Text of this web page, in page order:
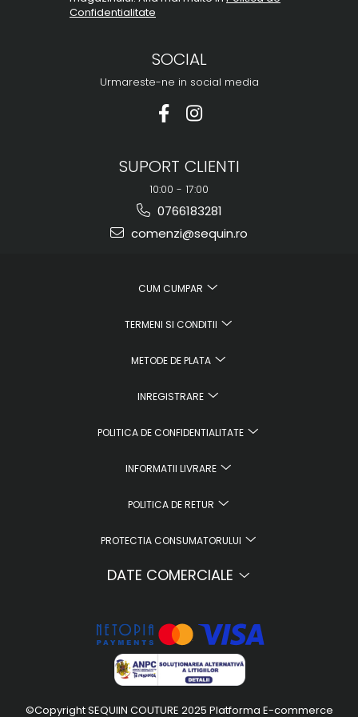
Confidentialitate
SOCIAL
Urmareste-ne in social media
SUPORT CLIENTI
10:00 - 17:00
0766183281
comenzi@sequin.ro
CUM CUMPAR
TERMENI SI CONDITII
METODE DE PLATA
INREGISTRARE
POLITICA DE CONFIDENTIALITATE
INFORMATII LIVRARE
POLITICA DE RETUR
PROTECTIA CONSUMATORULUI
DATE COMERCIALE
©Copyright SEQUIIN COUTURE 2025 Platforma E-commerce